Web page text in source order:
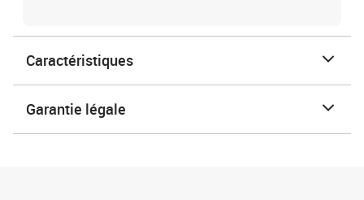
Caractéristiques
Garantie légale